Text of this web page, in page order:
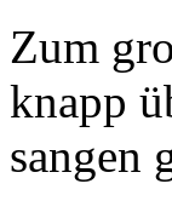
Zum
knapp
sangen